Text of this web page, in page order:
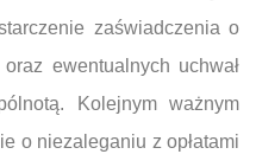
zaświadczenia o
ewentualnych uchwał
Kolejnym ważnym
o niezaleganiu z opłatami